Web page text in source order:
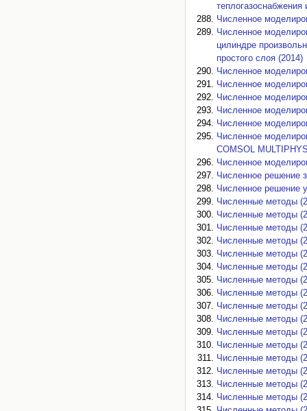
теплогазоснабжения
Численное
Численное
цилиндре
простого слоя (2014)
Численное
Численное
Численное
Численное
Численное
Численное
COMSOL
Численное
Численное решение
Численное решение
Численные методы
Численные методы
Численные методы
Численные методы
Численные методы
Численные методы
Численные методы
Численные методы
Численные методы
Численные методы
Численные методы
Численные методы
Численные методы
Численные методы
Численные методы
Численные методы